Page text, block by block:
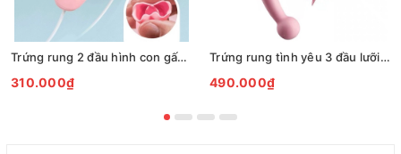
Trứng rung 2 đầu hình con gấu bú liếm hút
310.000₫
Trứng rung tình yêu 3 đầu lưỡi liếm gắn hậu môn
490.000₫